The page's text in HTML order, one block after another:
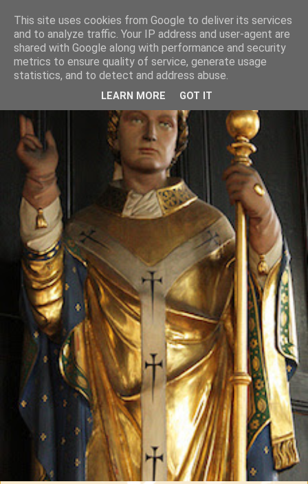
This site uses cookies from Google to deliver its services
and to analyze traffic. Your IP address and user-agent are
shared with Google along with performance and security
metrics to ensure quality of service, generate usage
statistics, and to detect and address abuse.
LEARN MORE GOT IT